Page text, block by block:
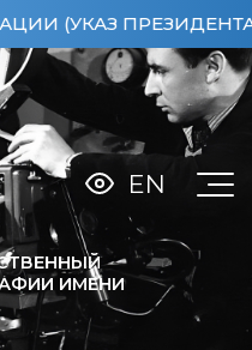
ПРЕЗИДЕНТА РФ ОТ
ИМЕНИ
EN